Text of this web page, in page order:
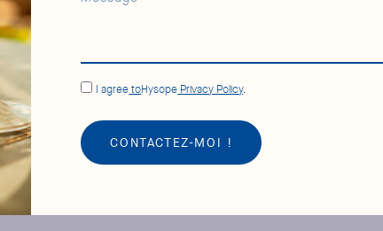
I agreetoHysope Privacy Policy.
CONTACTEZ-MOI !